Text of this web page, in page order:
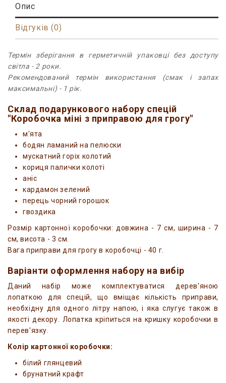
Опис
Відгуків (0)
Термін зберігання в герметичній упаковці без доступу
світла - 2 роки.
Рекомендований термін використання (смак і запах
максимальні) - 1 рік.
Склад подарункового набору спецій
"Коробочка міні з приправою для грогу"
м'ята
бодян ламаний на пелюски
мускатний горіх колотий
кориця палички колоті
аніс
кардамон зелений
перець чорний горошок
гвоздика
Розмір картонної коробочки: довжина - 7 см, ширина - 7
см, висота - 3 см.
Вага приправи для грогу в коробочці - 40 г.
Варіанти оформлення набору на вибір
Даний набір може комплектуватися дерев'яною
лопаткою для спецій, що вміщає кількість приправи,
необхідну для одного літру напою, і яка слугує також в
якості декору. Лопатка кріпиться на кришку коробочки в
перев'язку.
Колір картонної коробочки:
білий глянцевий
брунатний крафт